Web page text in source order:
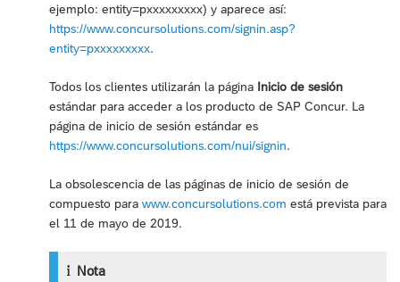
ejemplo: entity=pxxxxxxxxx) y aparece así:
https://www.concursolutions.com/signin.asp?
entity=pxxxxxxxxx.
Todos los clientes utilizarán la página Inicio de sesión
estándar para acceder a los producto de SAP Concur. La
página de inicio de sesión estándar es
https://www.concursolutions.com/nui/signin.
La obsolescencia de las páginas de inicio de sesión de
compuesto para www.concursolutions.com está prevista para
el 11 de mayo de 2019.
Nota